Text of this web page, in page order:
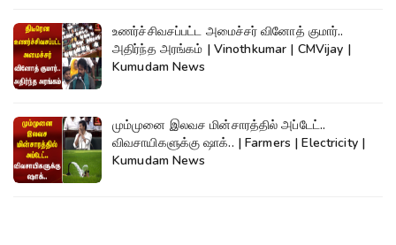
உணர்ச்சிவசப்பட்ட அமைச்சர் வினோத் குமார்..
அதிர்ந்த அரங்கம் | Vinothkumar | CMVijay |
Kumudam News
மும்முனை இலவச மின்சாரத்தில் அப்டேட்..
விவசாயிகளுக்கு ஷாக்.. | Farmers | Electricity |
Kumudam News